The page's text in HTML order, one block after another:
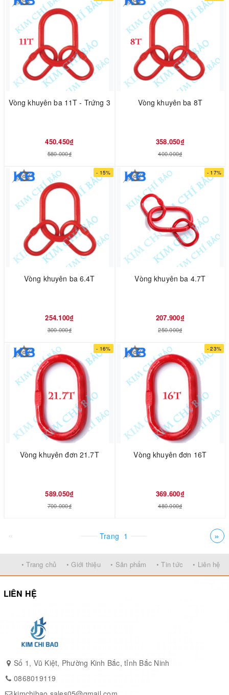
Vòng khuyên ba 11T - Trứng 3
450.450₫
580.000₫
Vòng khuyên ba 8T
358.050₫
400.000₫
- 15%
Vòng khuyên ba 6.4T
254.100₫
300.000₫
- 17%
Vòng khuyên ba 4.7T
207.900₫
250.000₫
- 16%
Vòng khuyên đơn 21.7T
589.050₫
700.000₫
- 23%
Vòng khuyên đơn 16T
369.600₫
480.000₫
« Trang 1 »
• Trang chủ • Giới thiệu • Sản phẩm • Tin tức • Liên hệ
LIÊN HỆ
Số 1, Vũ Kiệt, Phường Kinh Bắc, tỉnh Bắc Ninh
0868019119